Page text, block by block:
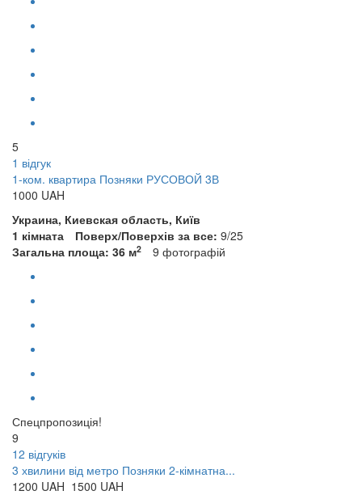
5
1 відгук
1-ком. квартира Позняки РУСОВОЙ 3В
1000 UAH
Украина, Киевская область, Київ
1 кімната
Поверх/Поверхів за все: 9/25
Загальна площа: 36 м2 9 фотографій
Спецпропозиція!
9
12 відгуків
3 хвилини від метро Позняки 2-кімнатна...
1200 UAH 1500 UAH